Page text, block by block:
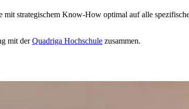
strategischem Know-How optimal auf alle
mit derQuadriga Hochschule zusammen.